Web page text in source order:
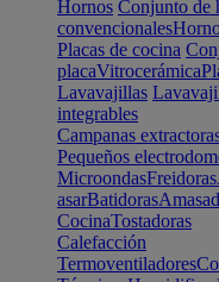
Hornos Conjunto de
convencionales
Placas de cocina
placaVitrocerámica
Lavavajillas
integrables
Campanas
Pequeños
MicroondasFreidoras
asarBatidoras
CocinaTostadoras
Calefacción
Termoventiladores